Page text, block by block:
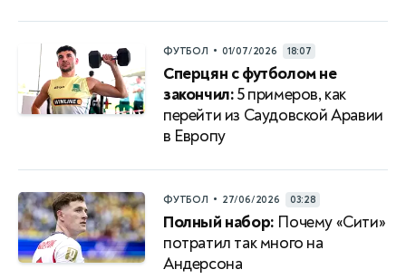
ФУТБОЛ • 01/07/2026 18:07
Сперцян с футболом не
закончил:5 примеров, как
перейти из Саудовской Аравии
в Европу
ФУТБОЛ • 27/06/2026 03:28
Полный набор: Почему «Сити»
потратил так много на
Андерсона